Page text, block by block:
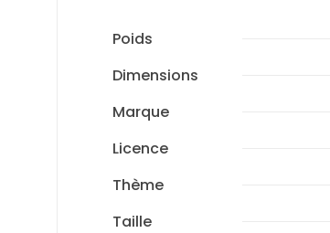
Poids
Dimensions
Marque
Licence
Thème
Taille